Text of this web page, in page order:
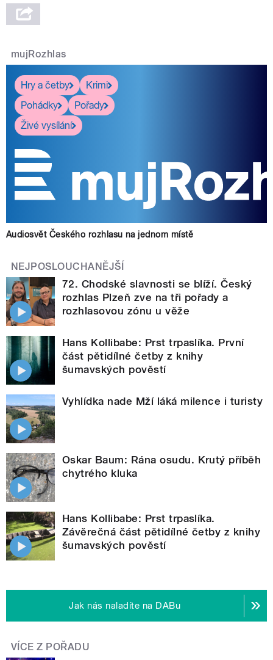
mujRozhlas
Hry a četby
Krimi
Pohádky
Pořady
Živé vysílání
Audiosvět Českého rozhlasu na jednom místě
NEJPOSLOUCHANĚJŠÍ
72. Chodské slavnosti se blíží. Český
rozhlas Plzeň zve na tři pořady a
rozhlasovou zónu u věže
Hans Kollibabe: Prst trpaslíka. První
část pětidílné četby z knihy
šumavských pověstí
Vyhlídka nade Mží láká milence i turisty
Oskar Baum: Rána osudu. Krutý příběh
chytrého kluka
Hans Kollibabe: Prst trpaslíka.
Závěrečná část pětidílné četby z knihy
šumavských pověstí
Jak nás naladíte na DABu
VÍCE Z POŘADU